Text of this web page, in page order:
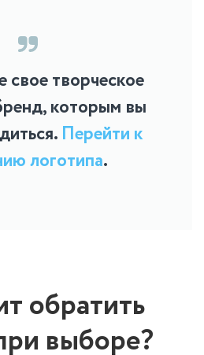
свое творческое
которым вы
Перейти к
логотипа.
обратить
выборе?